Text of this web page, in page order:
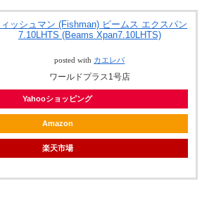
ッシュマン (Fishman) ビームス エクスパン
7.10LHTS (Beams Xpan7.10LHTS)
posted with カエレバ
ワールドプラス1号店
Yahooショッピング
Amazon
楽天市場